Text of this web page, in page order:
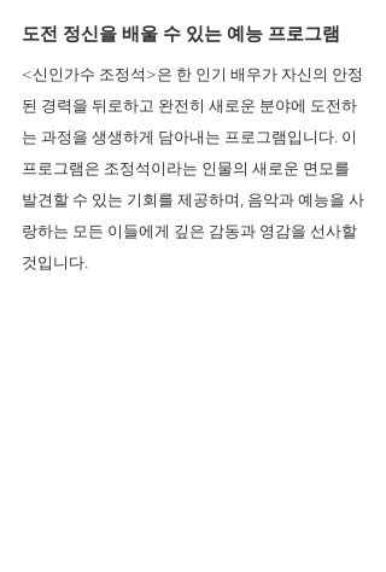
도전 정신을 배울 수 있는 예능 프로그램
<신인가수 조정석>은 한 인기 배우가 자신의 안정
된 경력을 뒤로하고 완전히 새로운 분야에 도전하
는 과정을 생생하게 담아내는 프로그램입니다. 이
프로그램은 조정석이라는 인물의 새로운 면모를
발견할 수 있는 기회를 제공하며, 음악과 예능을 사
랑하는 모든 이들에게 깊은 감동과 영감을 선사할
것입니다.